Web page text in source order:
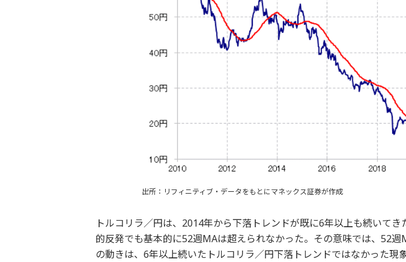
出所：リフィニティブ・データをもとにマネックス証券が作成
トルコリラ／円は、2014年から下落トレンドが既に6年以上も続いて
的反発でも基本的に52週MAは超えられなかった。その意味では、52
の動きは、6年以上続いたトルコリラ／円下落トレンドではなかった現